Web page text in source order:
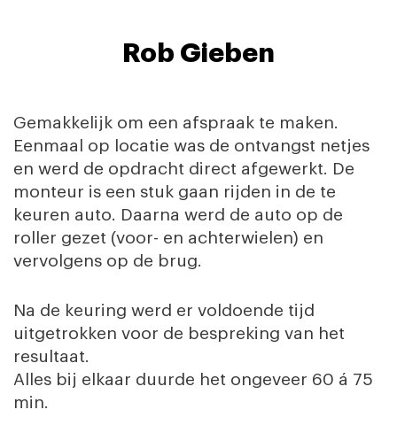
Rob Gieben
Gemakkelijk om een afspraak te maken.
Eenmaal op locatie was de ontvangst netjes
en werd de opdracht direct afgewerkt. De
monteur is een stuk gaan rijden in de te
keuren auto. Daarna werd de auto op de
roller gezet (voor- en achterwielen) en
vervolgens op de brug.
Na de keuring werd er voldoende tijd
uitgetrokken voor de bespreking van het
resultaat.
Alles bij elkaar duurde het ongeveer 60 á 75
min.